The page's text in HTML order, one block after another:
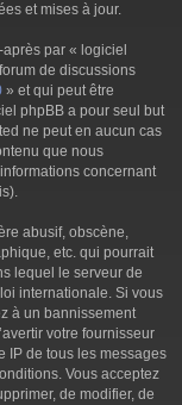
et mises à jour.
par « logiciel
de discussions
» et qui peut être
phpBB a pour seul but
ne peut en aucun cas
que nous
concernant
abusif, obscène,
etc. qui pourrait
lequel le serveur de
internationale. Si vous
à un bannissement
votre fournisseur
IP de tous les messages
Vous acceptez
de modifier, de